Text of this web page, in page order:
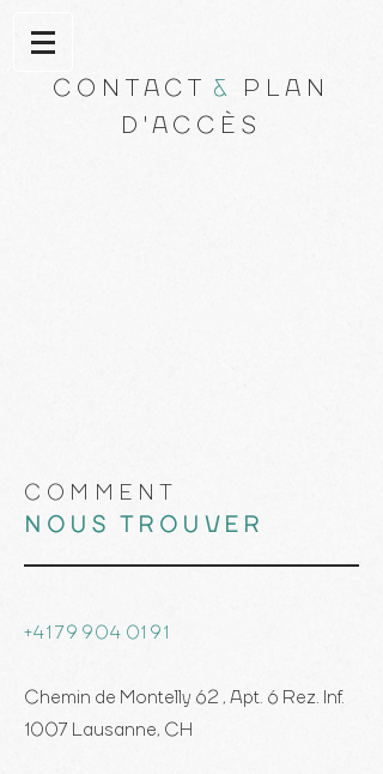
CONTACT &
PLAN
D'ACCÈS
COMMENT
NOUS TROUVER
+41 79 904 01 91
Chemin de Montelly 62 , Apt. 6 Rez. Inf.
1007 Lausanne, CH